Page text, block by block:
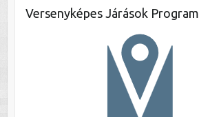
Versenyképes Járások Program